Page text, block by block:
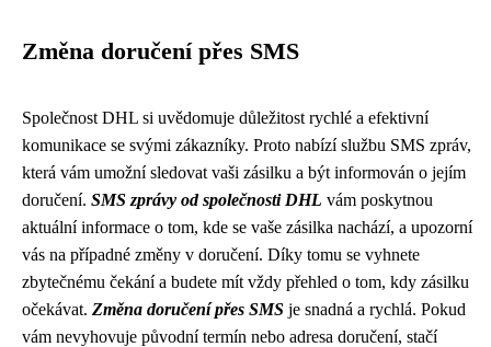
Změna doručení přes SMS
Společnost DHL si uvědomuje důležitost rychlé a efektivní
komunikace se svými zákazníky. Proto nabízí službu SMS zpráv,
která vám umožní sledovat vaši zásilku a být informován o jejím
doručení. SMS zprávy od společnosti DHL vám poskytnou
aktuální informace o tom, kde se vaše zásilka nachází, a upozorní
vás na případné změny v doručení. Díky tomu se vyhnete
zbytečnému čekání a budete mít vždy přehled o tom, kdy zásilku
očekávat. Změna doručení přes SMS je snadná a rychlá. Pokud
vám nevyhovuje původní termín nebo adresa doručení, stačí